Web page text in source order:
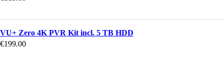
VU+ Zero 4K PVR Kit incl. 5 TB HDD
€199.00